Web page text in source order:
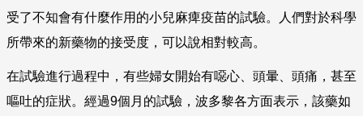
受了不知會有什麼作用的小兒麻痺疫苗的試驗。人們對於科學
所帶來的新藥物的接受度，可以說相對較高。
在試驗進行過程中，有些婦女開始有噁心、頭暈、頭痛，甚至
嘔吐的症狀。經過9個月的試驗，波多黎各方面表示，該藥如